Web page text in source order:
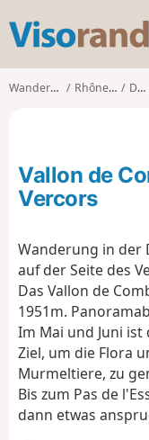
Wanderungen Rhône-Alpes Drôme
Vallon de
Vercors
Wanderung in der
auf der Seite des
Das Vallon de
1951m.
Im Mai und Juni ist
Ziel, um die Flora
Murmeltiere, zu
Bis zum Pas de
dann etwas